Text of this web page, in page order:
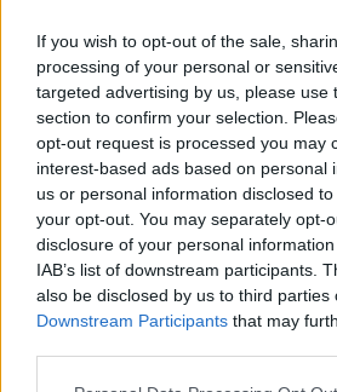
If you wish to opt-out of the sale,
processing of your personal or
targeted advertising by us, please use
section to confirm your selection.
opt-out request is processed you may
interest-based ads based on personal
us or personal information disclosed
your opt-out. You may separately opt-
disclosure of your personal
IAB’s list of downstream participants.
also be disclosed by us to third parties
Downstream Participants that may
Please note that this website/app uses
Η κορεάτικη έκδοση της Yahoo
δημοσίευμα της ότι η Samsung
μέλος για την οικογένεια Galaxy,
το οποίο μάλιστα θα αποτελέσει
μεταξύ τωνsmartphonesκαι